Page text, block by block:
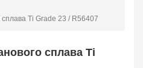
сплава Ti Grade 23 / R56407
сплава Ti